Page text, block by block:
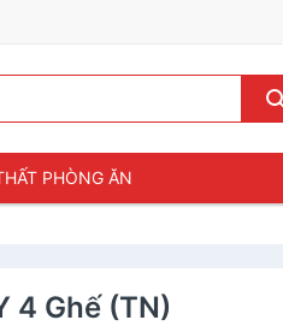
PHÒNG ĂN
4 Ghế (TN)